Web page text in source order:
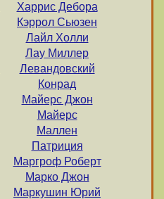
Харрис Дебора
Кэррол Сьюзен
Лайл Холли
Лау Миллер
Левандовский
Конрад
Майерс Джон
Майерс
Маллен
Патриция
Маргроф Роберт
Марко Джон
Маркушин Юрий